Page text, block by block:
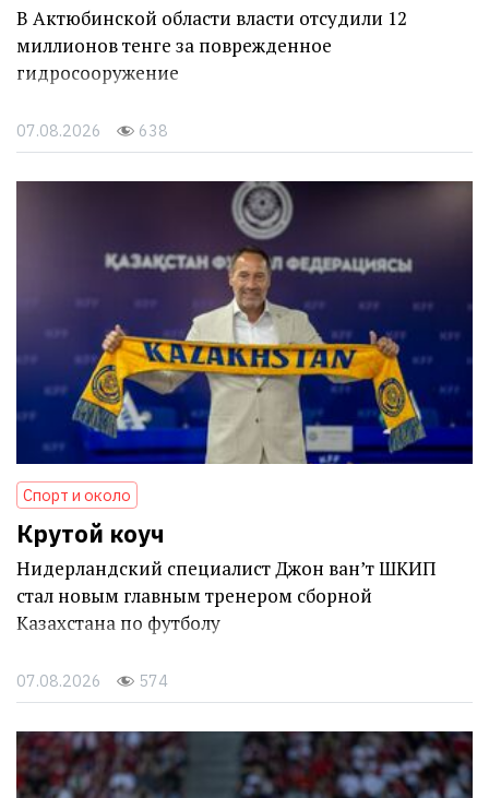
В Актюбинской области власти отсудили 12
миллионов тенге за поврежденное
гидросооружение
07.08.2026 638
Спорт и около
Крутой коуч
Нидерландский специалист Джон ван’т ШКИП
стал новым главным тренером сборной
Казахстана по футболу
07.08.2026 574